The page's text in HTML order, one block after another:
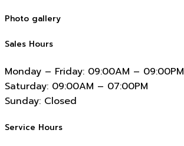
Photo gallery
Sales Hours
Monday – Friday: 09:00AM – 09:00PM
Saturday: 09:00AM – 07:00PM
Sunday: Closed
Service Hours